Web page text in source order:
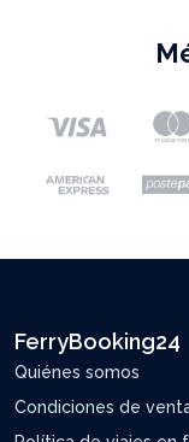
FerryBooking24
Quiénes somos
Condiciones de